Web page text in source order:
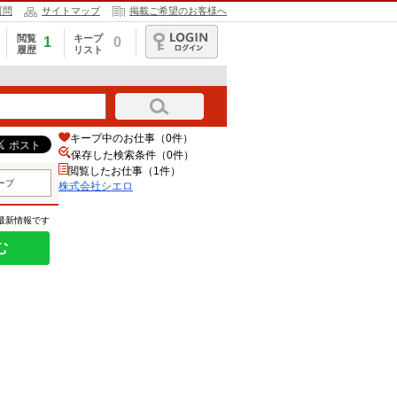
問 サイトマップ 掲載ご希望のお客様へ
閲覧
履歴
1
キープ
リスト
0
ログイン
プ
新情報です
キープ中のお仕事（0件）
保存した検索条件（0件）
閲覧したお仕事（1件）
株式会社シエロ